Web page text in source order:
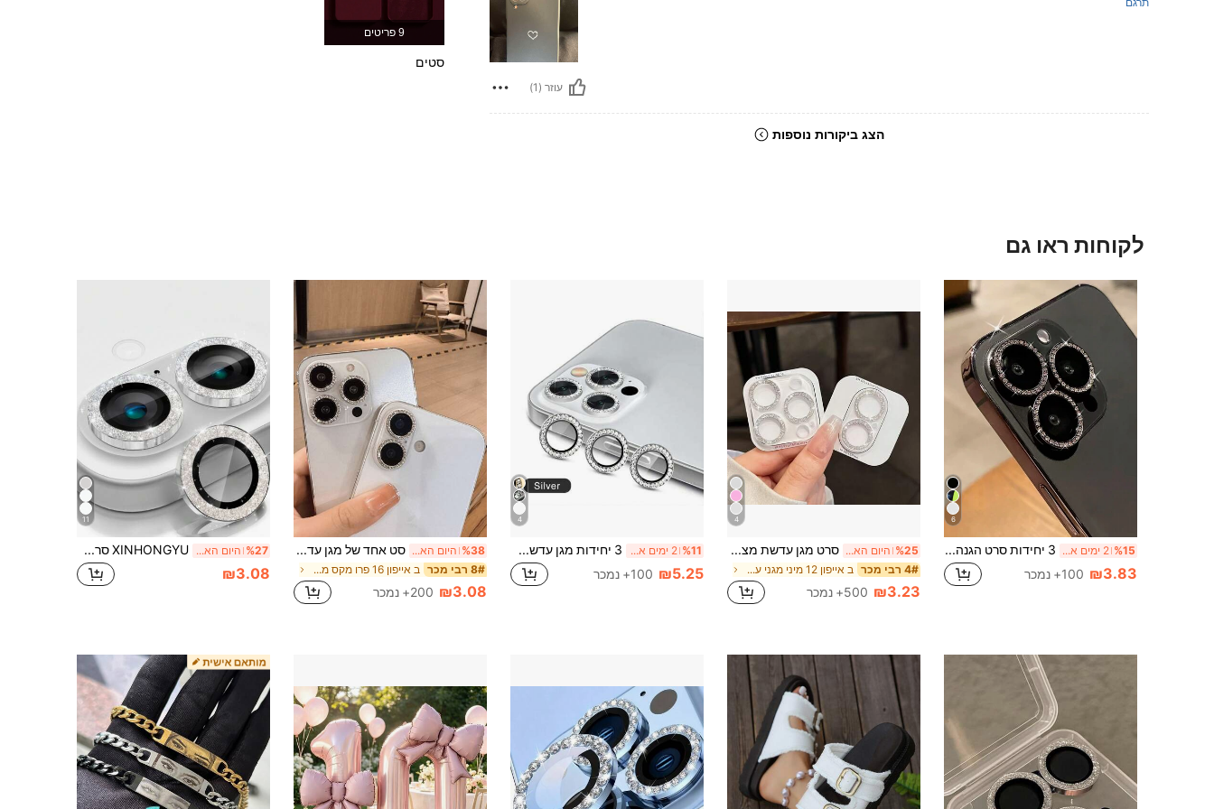
תרגם
עוזר (1)
הצג ביקורות נוספות
9 פריטים
סטים
לקוחות ראו גם
6
%15 2 ימים אחרונים 3 יחידות סרט הגנה לעדשת מצלמה עבור , עם טבעת יהלום מתכתית מבריקה וסרט עמיד לשריטות בדרגת קשיות 9H, אביזר אופנתי, כיסוי הגנה ארגונומי, תואם ל- 17 Pro Max/17 Pro/17 Air/17/16 Pro Max/16 Pro/16 Plus/16/15 Pro Max/15 Pro/15 Plus/15/14/13/12/11
₪3.83 100+ נמכר
4
%25 היום האחרון סרט מגן עדשת מצלמה קשיות 9H לאייפון 16/15/14/13/12/11 פרו מקס, עמיד בפני שריטות, אביזר אופנתי תואם לכיסויי טלפון, מתאים ליומיום, משרד, בית ותרחישים אחרים. עמיד למים, זעזועים, נגד נפילות, נגד שריטות, נגד טביעות אצבעות, עיצוב כיסוי מלא.
4# רבי מכר ב אייפון 12 מיני מגני עדשות
₪3.23 500+ נמכר
4
%11 2 ימים אחרונים 3 יחידות מגן עדשת מצלמה עם טבעת מתכת, תואם לאייפון 17/16/15/14/13/12/11 פרו מקס, תואם לאייפון 11/12/13/14 פלוס/14 פרו מקס/15 פרו מקס
₪5.25 100+ נמכר
%38 היום האחרון סט אחד של מגן עדשת מצלמה עם טבעת ריינסטון מתכת מבריקה וסרט נגד שריטות 9H, אביזר אופנתי, נרתיק מגן אנושי, עמיד למים, עמיד בפני זעזועים, נגד נפילות, כיסוי מלא נגד טביעות אצבעות
8# רבי מכר ב אייפון 16 פרו מקס מגני עדשות
₪3.08 200+ נמכר
11
%27 היום האחרון XINHONGYU סרט מגן עדשת מצלמה מסגסוגת 3 יחידות תואם לאייפון 17 פרו מקס 17 אייר 17 פרו 16 פרו מקס 16 15 15 פלוס 14 13 12 11 מיני פלוס פרו מקס מגן מסך מבריק שכבה אחת נצנצים מתכתיים קשיות 9H נגד שריטות אביזר אופנתי כיסוי מגן מתחשב כסוף נצנצים מתנת פסחא מסיבת אביב
₪3.08